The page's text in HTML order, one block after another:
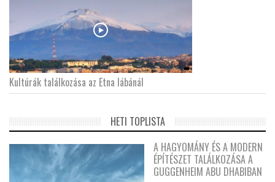
Kultúrák találkozása az Etna lábánál
HETI TOPLISTA
A HAGYOMÁNY ÉS A MODERN
ÉPÍTÉSZET TALÁLKOZÁSA A
GUGGENHEIM ABU DHABIBAN